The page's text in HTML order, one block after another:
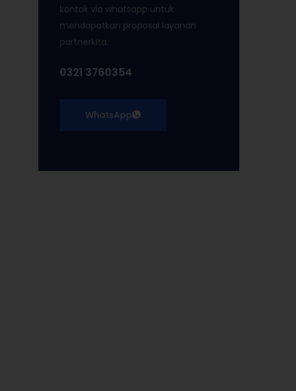
kontak via whatsapp untuk
mendapatkan proposal layanan
partnerkita.
0321 3760354
WhatsApp